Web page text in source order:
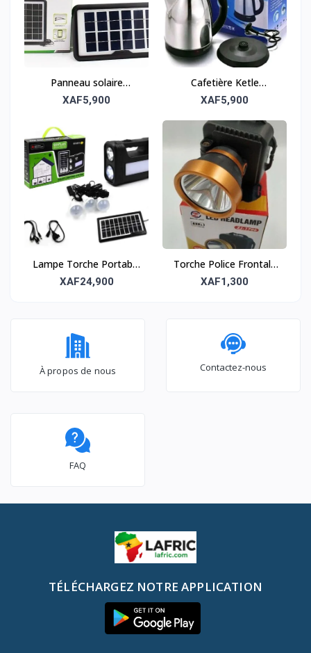
Panneau solaire
portable – Solution
et efficace
XAF5,900
Cafetière Ketle
Scarlette – Élégante et
XAF5,900
Lampe Torche Portable
avec 3 Ampoules et
économique
XAF24,900
Torche Police Frontale
LED – Éclairage
XAF1,300
À propos de nous Contactez-nous
FAQ
TÉLÉCHARGEZ NOTRE APPLICATION